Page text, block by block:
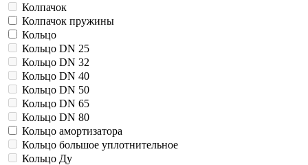
Колпачок
Колпачок пружины
Кольцо
Кольцо DN 25
Кольцо DN 32
Кольцо DN 40
Кольцо DN 50
Кольцо DN 65
Кольцо DN 80
Кольцо амортизатора
Кольцо большое уплотнительное
Кольцо Ду